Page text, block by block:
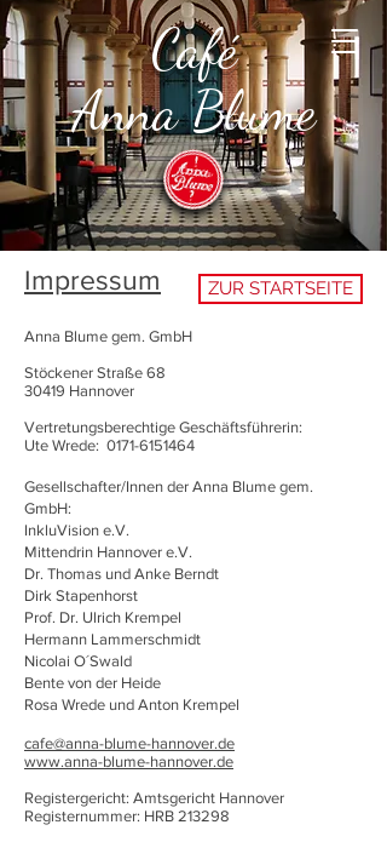
Café
Anna Blume
Impressum
Anna Blume gem. GmbH
Stöckener Straße 68
30419 Hannover
Vertretungsberechtige Geschäftsführerin:
Ute Wrede: 0171-6151464
Gesellschafter/Innen der Anna Blume gem.
GmbH:
InkluVision e.V.
Mittendrin Hannover e.V.
Dr. Thomas und Anke Berndt
Dirk Stapenhorst
Prof. Dr. Ulrich Krempel
Hermann Lammerschmidt
Nicolai O´Swald
Bente von der Heide
Rosa Wrede und Anton Krempel
cafe@anna-blume-hannover.de
www.anna-blume-hannover.de
Registergericht: Amtsgericht Hannover
Registernummer: HRB 213298
ZUR STARTSEITE